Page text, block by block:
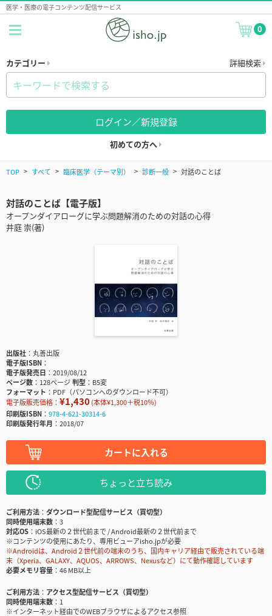
医学・医療の電子コンテンツ配信サービス
0
カテゴリー 詳細検索
ログイン／新規登録
初めての方へ
TOP すべて 臨床医学（テーマ別） 診断一般 対話のことば
対話のことば【電子版】
オープンダイアローグに学ぶ問題解消のための対話の心得
井庭 崇(著)
出版社
丸善出版
電子版ISBN
電子版発売日
2019/08/12
ページ数
128ページ判型
B5変
フォーマット
PDF（パソコンへのダウンロード不可）
電子版販売価格： ¥1,430(本体¥1,300＋税10％)
印刷版ISBN
978-4-621-30314-6
印刷版発行年月
2018/07
カートに入れる
ちょっと立ち読み
ご利用方法
ダウンロード型配信サービス（買切型）
同時使用端末数
3
対応OS
iOS最新の２世代前まで / Android最新の２世代前まで
※コンテンツの使用にあたり、専用ビューアisho.jpが必要
※Androidは、Android２世代前の端末のうち、国内キャリア経由で販売されている端
末（Xperia、GALAXY、AQUOS、ARROWS、Nexusなど）にて動作確認しています
必要メモリ容量
46 MB以上
ご利用方法
アクセス型配信サービス（買切型）
同時使用端末数
1
※インターネット経由でのWEBブラウザによるアクセス参照